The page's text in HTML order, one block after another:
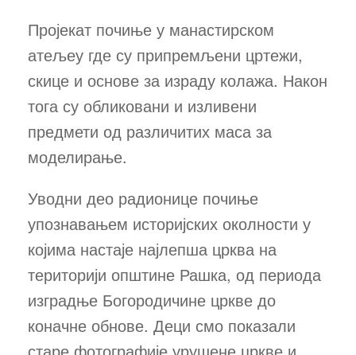
Пројекат почиње у манастирском
атељеу где су припремљени цртежи,
скице и основе за израду колажа. Након
тога су обликовани и изливени
предмети од различитих маса за
моделирање.
Уводни део радионице почиње
упознавањем историјских околности у
којима настаје најлепша црква на
територији општине Рашка, од периода
изградње Богородичине цркве до
коначне обнове. Деци смо показали